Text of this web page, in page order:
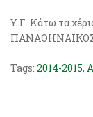
Υ.Γ. Κάτω τα
Tags: 2014-2015,